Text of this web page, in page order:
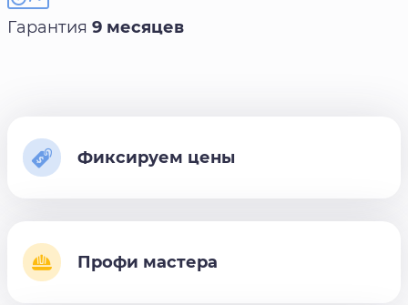
Гарантия 9 месяцев
Фиксируем цены
Профи мастера